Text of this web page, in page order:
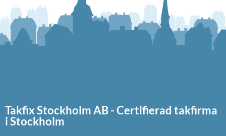
Takfix Stockholm AB - Certifierad takfirma
i Stockholm